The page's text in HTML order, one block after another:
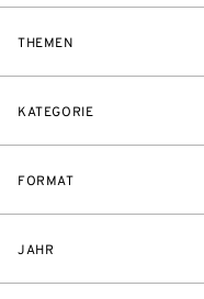
THEMEN
KATEGORIE
FORMAT
JAHR